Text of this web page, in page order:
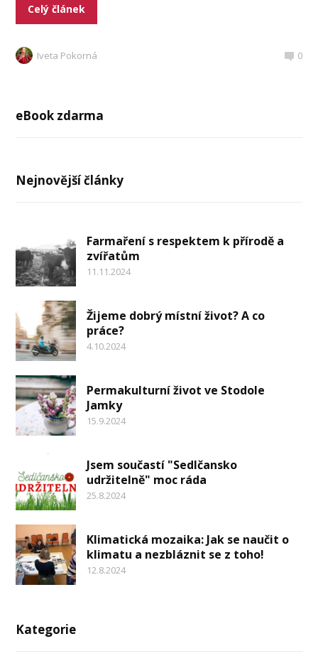
Celý článek
Iveta Pokorná 0
eBook zdarma
Nejnovější články
Farmaření s respektem k přírodě a
zvířatům
11.11.2024
Žijeme dobrý místní život? A co
práce?
4.10.2024
Permakulturní život ve Stodole
Jamky
15.9.2024
Jsem součastí "Sedlčansko
udržitelně" moc ráda
25.8.2024
Klimatická mozaika: Jak se naučit o
klimatu a nezbláznit se z toho!
12.8.2024
Kategorie